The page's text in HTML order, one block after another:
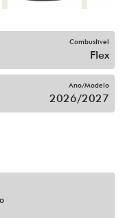
Flex
Ano/Modelo
2026/2027